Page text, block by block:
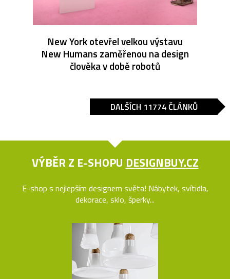
New York otevřel velkou výstavu
New Humans zaměřenou na design
člověka v době robotů
DALŠÍCH 11774 ČLÁNKŮ
VÝBĚR Z E-SHOPU DESIGNBUY.CZ
E-shop s nejlepším designem světa! Nábytek, svítidla,
dekorace, sklo, šperky...